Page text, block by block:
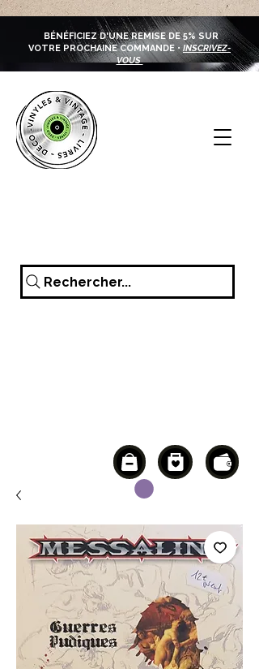
BÉNÉFICIEZ D'UNE REMISE DE 5% SUR
VOTRE PROCHAINE COMMANDE • INSCRIVEZ-
VOUS
Rechercher...